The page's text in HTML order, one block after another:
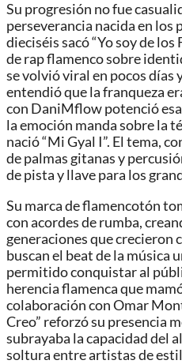
Su progresión no fue
perseverancia nacida en los
dieciséis sacó “Yo soy de
de rap flamenco sobre
se volvió viral en pocos días
entendió que la franqueza
con DaniMflow potenció
la emoción manda sobre la
nació “Mi Gyal I”. El tema,
de palmas gitanas y
de pista y llave para los
Su marca de flamencotón
con acordes de rumba,
generaciones que crecieron
buscan el beat de la música
permitido conquistar al
herencia flamenca que
colaboración con Omar
Creo” reforzó su presencia
subrayaba la capacidad del
soltura entre artistas de